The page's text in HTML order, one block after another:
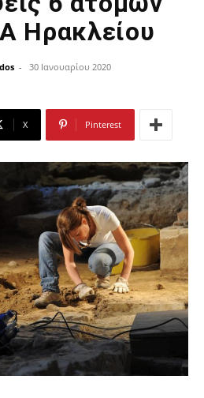
Ηρακλείου
- 30 Ιανουαρίου 2020
X Pinterest